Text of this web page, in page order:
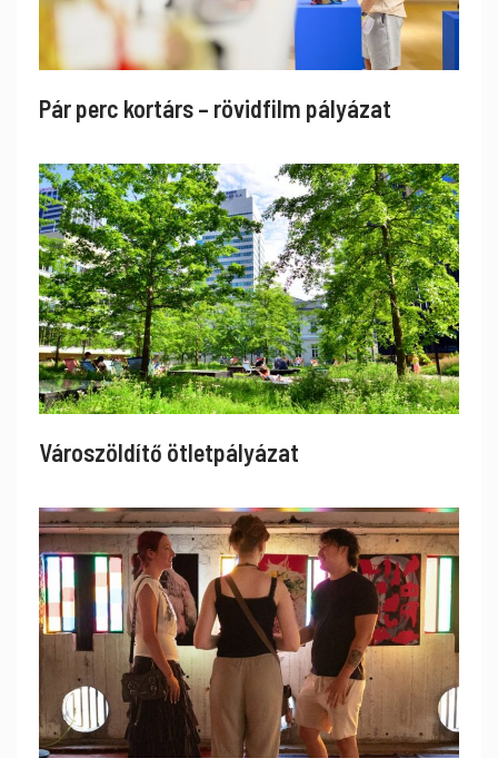
Pár perc kortárs – rövidfilm pályázat
Városzöldítő ötletpályázat